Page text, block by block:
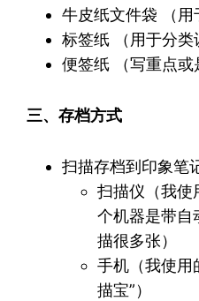
牛皮纸文件袋 （用
标签纸 （用于分类
便签纸 （写重点或
三、存档方式
扫描存档到印象笔
扫描仪（我
个机器是带自
描很多张）
手机（我使用
描宝”）